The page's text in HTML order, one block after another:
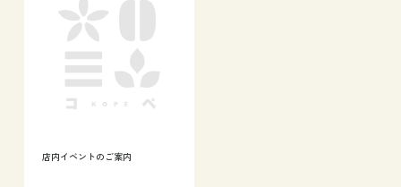
店内イベントのご案内